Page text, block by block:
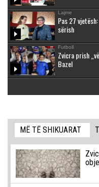
Lajme
Pas 27
sërish
Futboll
Zvicra prish
Bazel
MË TË SHIKUARAT